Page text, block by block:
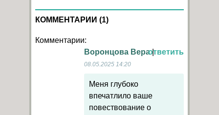
КОММЕНТАРИИ (1)
Комментарии:
Воронцова Вера|
08.05.2025 14:20
ответить
Меня глубоко
впечатлило ваше
повествование о